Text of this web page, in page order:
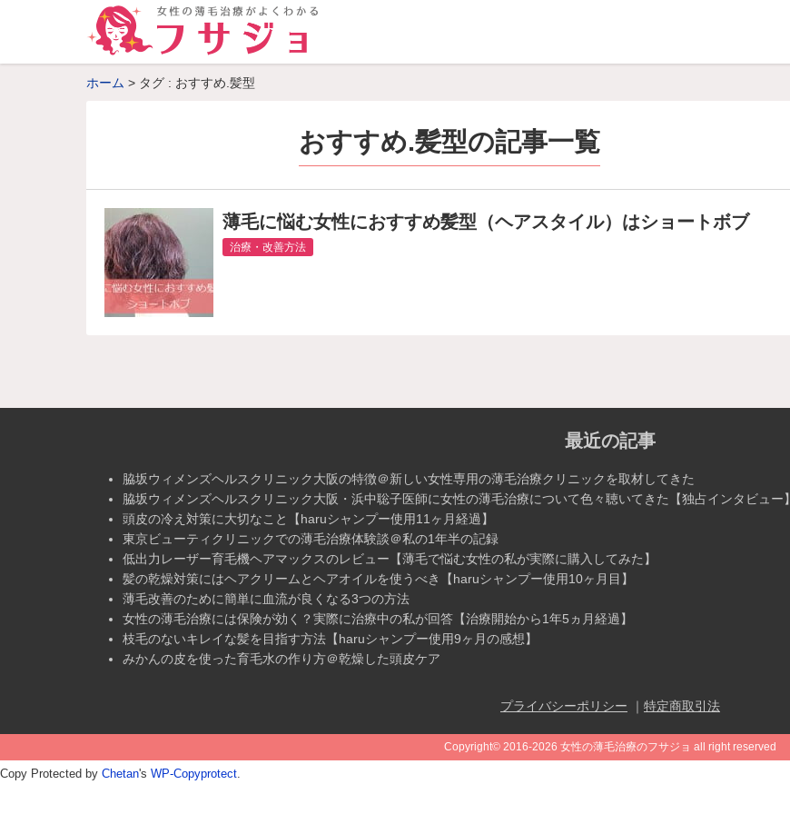
ホーム タグ : おすすめ.髪型
おすすめ.髪型の記事一覧
薄毛に悩む女性におすすめ髪型（ヘアスタイル）はショートボブ
治療・改善方法
最近の記事
脇坂ウィメンズヘルスクリニック大阪の特徴＠新しい女性専用の薄毛治療クリニックを取材してきた
脇坂ウィメンズヘルスクリニック大阪・浜中聡子医師に女性の薄毛治療について色々聴いてきた【独占インタビュー】
頭皮の冷え対策に大切なこと【haruシャンプー使用11ヶ月経過】
東京ビューティクリニックでの薄毛治療体験談＠私の1年半の記録
低出力レーザー育毛機ヘアマックスのレビュー【薄毛で悩む女性の私が実際に購入してみた】
髪の乾燥対策にはヘアクリームとヘアオイルを使うべき【haruシャンプー使用10ヶ月目】
薄毛改善のために簡単に血流が良くなる3つの方法
女性の薄毛治療には保険が効く？実際に治療中の私が回答【治療開始から1年5ヵ月経過】
枝毛のないキレイな髪を目指す方法【haruシャンプー使用9ヶ月の感想】
みかんの皮を使った育毛水の作り方＠乾燥した頭皮ケア
プライバシーポリシー ｜ 特定商取引法
Copyright© 2016-2026 女性の薄毛治療のフサジョ all right reserved
Copy Protected by Chetan's WP-Copyprotect.